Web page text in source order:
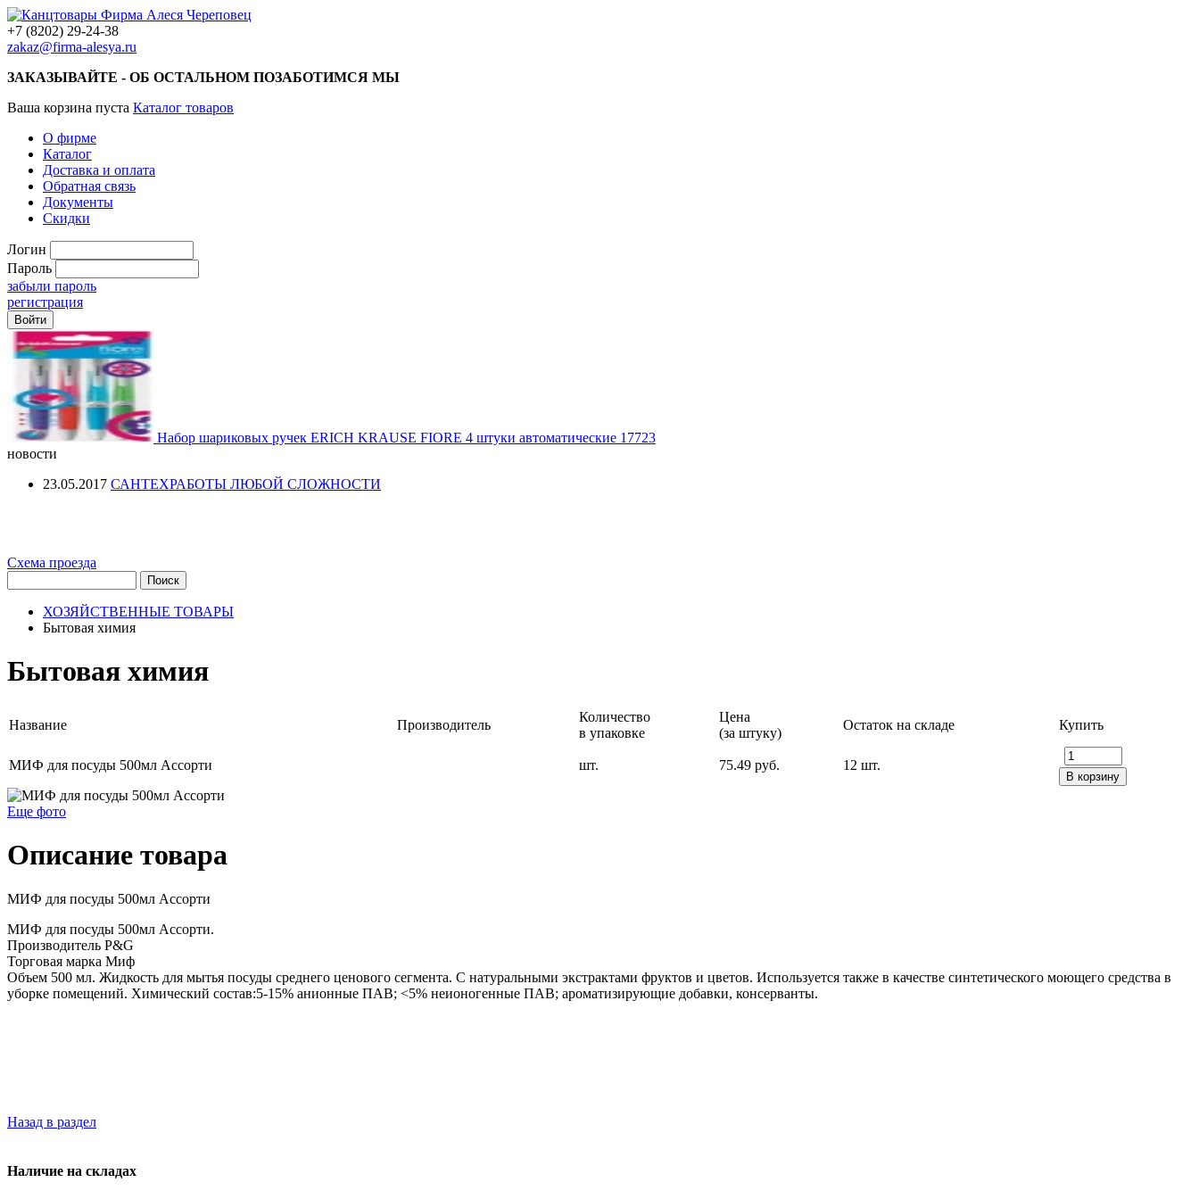
+7 (8202) 29-24-38
zakaz@firma-alesya.ru
ЗАКАЗЫВАЙТЕ - ОБ ОСТАЛЬНОМ ПОЗАБОТИМСЯ МЫ
Ваша корзина пуста Каталог товаров
О фирме
Каталог
Доставка и оплата
Обратная связь
Документы
Скидки
Логин
Пароль
забыли пароль
регистрация
Набор шариковых ручек ERICH KRAUSE FIORE 4 штуки автоматические 17723
новости
23.05.2017 САНТЕХРАБОТЫ ЛЮБОЙ СЛОЖНОСТИ
Схема проезда
ХОЗЯЙСТВЕННЫЕ ТОВАРЫ
Бытовая химия
Бытовая химия
Название Производитель
Количество
в упаковке
Цена
(за штуку)
Остаток на складе Купить
МИФ для посуды 500мл Ассорти шт. 75.49 руб. 12 шт.
Еще фото
Описание товара
МИФ для посуды 500мл Ассорти
МИФ для посуды 500мл Ассорти.
Производитель P&G
Торговая марка Миф
Объем 500 мл. Жидкость для мытья посуды среднего ценового сегмента. С натуральными экстрактами фруктов и цветов. Используется также в качестве синтетического моющего средства в
уборке помещений. Химический состав:5-15% анионные ПАВ; <5% неионогенные ПАВ; ароматизирующие добавки, консерванты.
Назад в раздел
Наличие на складах